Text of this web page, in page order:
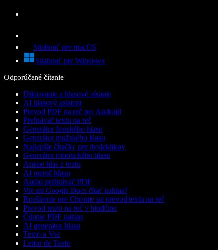
Stiahnuť pre macOS
Stiahnuť pre Windows
Odporúčané čítanie
Diktovanie a hlasové písanie
AI hlasový asistent
Prevod PDF na reč pre Android
Prehrávač textu na reč
Generátor ženského hlasu
Generátor mužského hlasu
Najlepšie čítačky pre dyslektikov
Generátor robotického hlasu
Anime hlas z textu
AI menič hlasu
Audio prehrávač PDF
Vie mi Google Docs čítať nahlas?
Rozšírenie pre Chrome na prevod textu na reč
Prevod textu na reč v hindčine
Čítanie PDF nahlas
AI generátor hlasu
Texto a Voz
Leitor de Texto